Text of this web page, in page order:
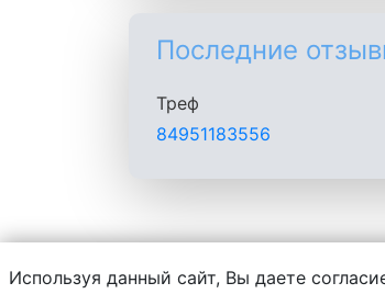
Последние
Треф
84951183556
Администрация сайта не
Используя данный сайт, Вы даете